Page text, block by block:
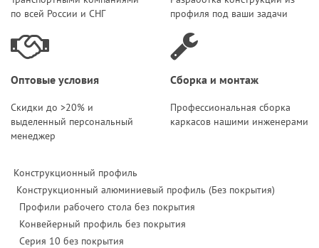
по всей России и СНГ
профиля под ваши задачи
Оптовые условия
Скидки до >20% и
выделенный персональный
менеджер
Сборка и монтаж
Профессиональная сборка
каркасов нашими инженерами
Конструкционный профиль
Конструкционный алюминиевый профиль (Без покрытия)
Профили рабочего стола без покрытия
Конвейерный профиль без покрытия
Серия 10 без покрытия